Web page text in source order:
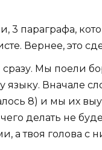
параграфа,
Вернее, это
сразу. Мы поели
языку. Вначале
8) и мы их
делать не
а твоя голова с